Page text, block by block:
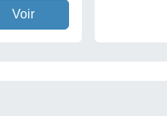
Voir